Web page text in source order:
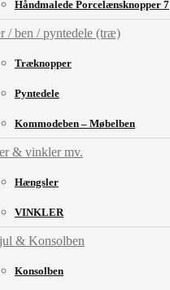
Håndmalede Porcelænsknopper 7
/ ben / pyntedele (træ)
Træknopper
Pyntedele
Kommodeben – Møbelben
& vinkler mv.
Hængsler
VINKLER
& Konsolben
Konsolben